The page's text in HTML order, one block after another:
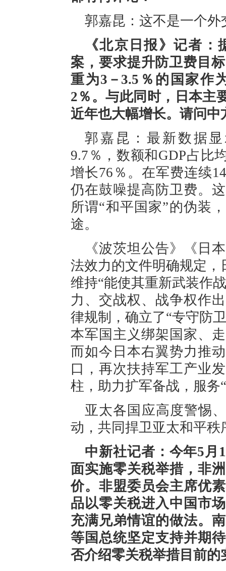
郭嘉昆：这不是一个
《北京日报》记者
案，要求提升防卫费目
重为3－3.5％的国家作
2％。与此同时，日本主
近年也大幅增长。请问中
郭嘉昆：最新数据
9.7％，数额和GDP占比
增长76％。在军费连续
仍在鼓噪提高防卫费。
所谓“和平国家”的伪装
途。
《波茨坦公告》《日
法效力的文件明确规定，
维持“能使其重新武装作
力、交战权、战争权作
律规制，确立了“专守防
本军国主义绑架国家、
而如今日本右翼势力推
口，再次扶持军工产业
柱，助力扩军备战，服务
亚太各国应高度警惕
动，共同捍卫亚太和平秩
中新社记者：今年5月
面实施零关税举措，非
价。非盟委员会主席优
品以零关税进入中国市
充满兄弟情谊的做法。
等国总统坚定支持并期
否介绍零关税举措目前的